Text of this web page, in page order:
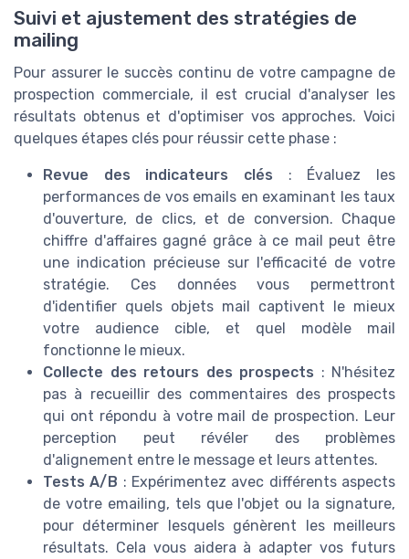
Suivi et ajustement des stratégies de
mailing
Pour assurer le succès continu de votre campagne de
prospection commerciale, il est crucial d'analyser les
résultats obtenus et d'optimiser vos approches. Voici
quelques étapes clés pour réussir cette phase :
Revue des indicateurs clés : Évaluez les
performances de vos emails en examinant les taux
d'ouverture, de clics, et de conversion. Chaque
chiffre d'affaires gagné grâce à ce mail peut être
une indication précieuse sur l'efficacité de votre
stratégie. Ces données vous permettront
d'identifier quels objets mail captivent le mieux
votre audience cible, et quel modèle mail
fonctionne le mieux.
Collecte des retours des prospects : N'hésitez
pas à recueillir des commentaires des prospects
qui ont répondu à votre mail de prospection. Leur
perception peut révéler des problèmes
d'alignement entre le message et leurs attentes.
Tests A/B : Expérimentez avec différents aspects
de votre emailing, tels que l'objet ou la signature,
pour déterminer lesquels génèrent les meilleurs
résultats. Cela vous aidera à adapter vos futurs